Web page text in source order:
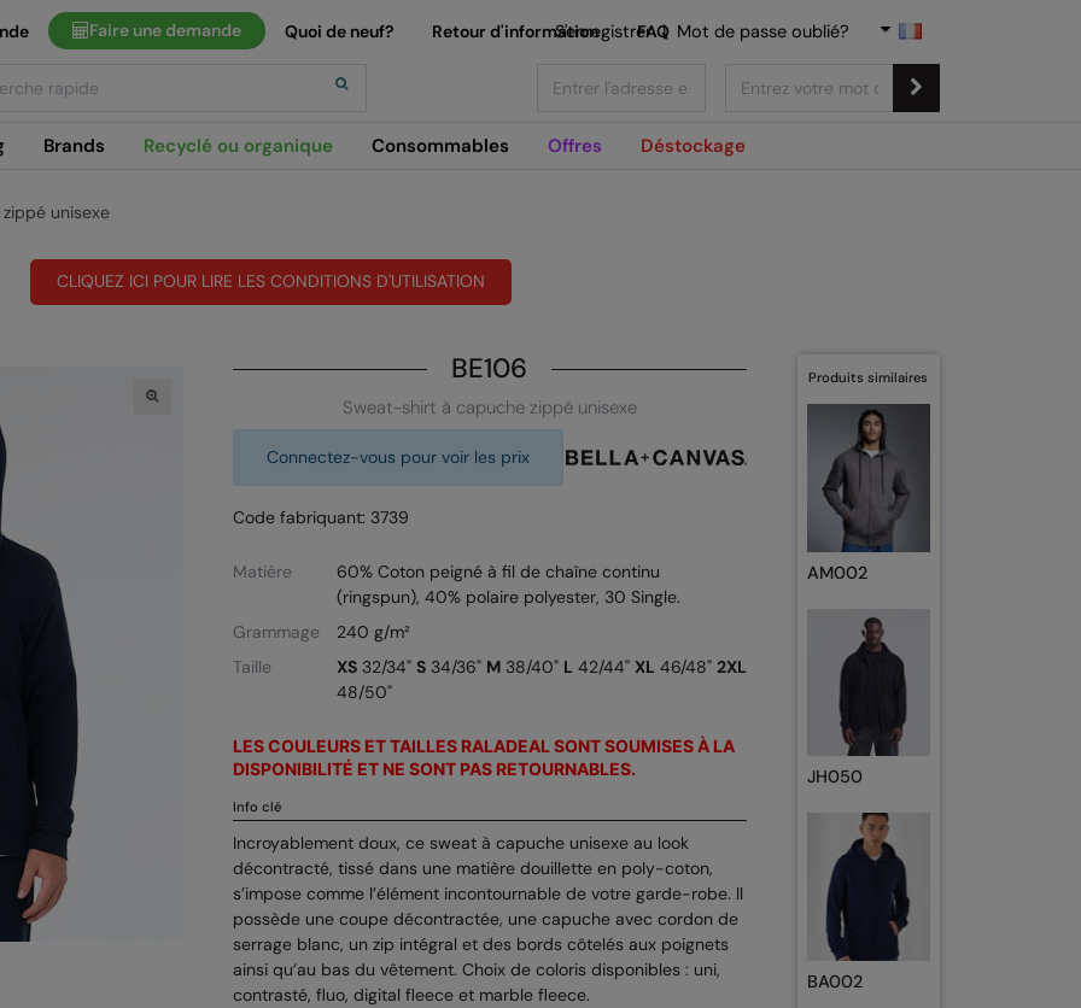
Brands Recyclé ou organique Consommables Offres Déstockage
Faire une demande Quoi de neuf? Retour d'information FAQ
S'enregistrer | Mot de passe oublié?
unisexe
CLIQUEZ ICI POUR LIRE LES CONDITIONS D'UTILISATION
BE106
Sweat-shirt à capuche zippé unisexe
Connectez-vous pour voir les prix
Code fabriquant: 3739
Matière
60% Coton peigné à fil de chaîne continu
(ringspun), 40% polaire polyester, 30 Single.
Grammage
240 g/m²
Taille
XS32/34" S34/36" M38/40" L 42/44" XL 46/48" 2XL
48/50"
LES COULEURS ET TAILLES RALADEAL SONT SOUMISES À LA
DISPONIBILITÉ ET NE SONT PAS RETOURNABLES.
Info clé
Incroyablement doux, ce sweat à capuche unisexe au look
décontracté, tissé dans une matière douillette en poly-coton,
s’impose comme l’élément incontournable de votre garde-robe. Il
possède une coupe décontractée, une capuche avec cordon de
serrage blanc, un zip intégral et des bords côtelés aux poignets
ainsi qu’au bas du vêtement. Choix de coloris disponibles : uni,
contrasté, fluo, digital fleece et marble fleece.
Produits similaires
AM002
JH050
BA002